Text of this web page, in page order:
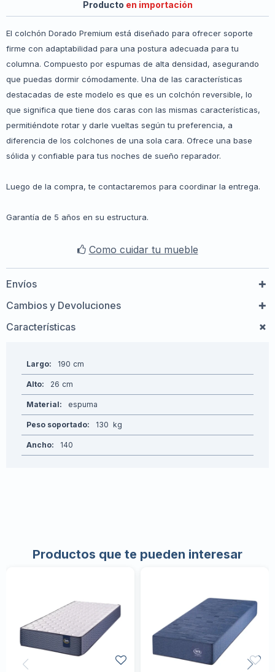
Producto en importación
El colchón Dorado Premium está diseñado para ofrecer soporte
firme con adaptabilidad para una postura adecuada para tu
columna. Compuesto por espumas de alta densidad, asegurando
que puedas dormir cómodamente. Una de las características
destacadas de este modelo es que es un colchón reversible, lo
que significa que tiene dos caras con las mismas características,
permitiéndote rotar y darle vueltas según tu preferencia, a
diferencia de los colchones de una sola cara. Ofrece una base
sólida y confiable para tus noches de sueño reparador.
Luego de la compra, te contactaremos para coordinar la entrega.
Garantía de 5 años en su estructura.
Como cuidar tu mueble
Envíos
Cambios y Devoluciones
Características
Largo 190
Alto 26
Material espuma
Peso soportado 130
Ancho 140
Productos que te pueden interesar